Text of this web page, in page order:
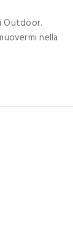
Outdoor.
nella